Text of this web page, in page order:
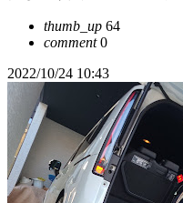
thumb_up 64
comment0
2022/10/24 10:43